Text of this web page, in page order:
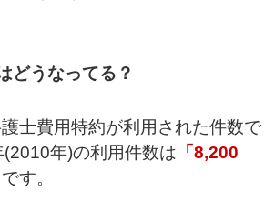
どうなってる？
士費用特約が利用された件数で
年)の利用件数は 「8,200
す。